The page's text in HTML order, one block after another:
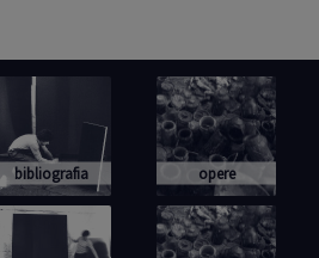
bibliografia opere